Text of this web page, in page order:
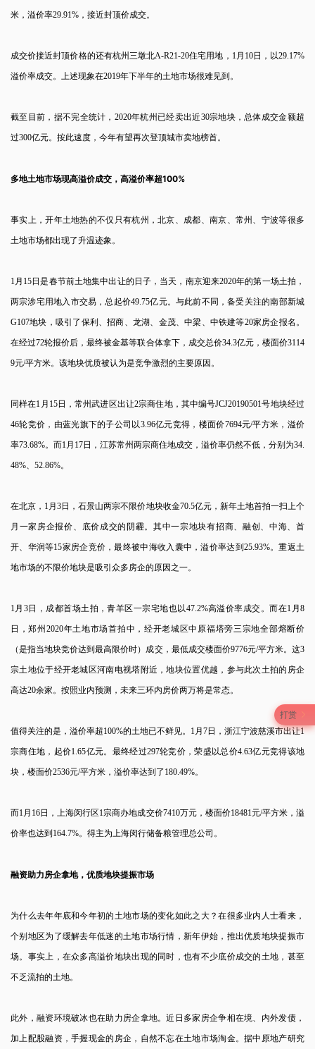
打赏
米，溢价率29.91%，接近封顶价成交。
成交价接近封顶价格的还有杭州三墩北A-R21-20住宅用地，1月10日，以29.17%
溢价率成交。上述现象在2019年下半年的土地市场很难见到。
截至目前，据不完全统计，2020年杭州已经卖出近30宗地块，总体成交金额超
过300亿元。按此速度，今年有望再次登顶城市卖地榜首。
多地土地市场现高溢价成交，高溢价率超100%
事实上，开年土地热的不仅只有杭州，北京、成都、南京、常州、宁波等很多
土地市场都出现了升温迹象。
1月15日是春节前土地集中出让的日子，当天，南京迎来2020年的第一场土拍，
两宗涉宅用地入市交易，总起价49.75亿元。与此前不同，备受关注的南部新城
G107地块，吸引了保利、招商、龙湖、金茂、中梁、中铁建等20家房企报名。
在经过72轮报价后，最终被金基等联合体拿下，成交总价34.3亿元，楼面价3114
9元/平方米。该地块优质被认为是竞争激烈的主要原因。
同样在1月15日，常州武进区出让2宗商住地，其中编号JCJ20190501号地块经过
46轮竞价，由蓝光旗下的子公司以3.96亿元竞得，楼面价7694元/平方米，溢价
率73.68%。而1月17日，江苏常州两宗商住地成交，溢价率仍然不低，分别为34.
48%、52.86%。
在北京，1月3日，石景山两宗不限价地块收金70.5亿元，新年土地首拍一扫上个
月一家房企报价、底价成交的阴霾。其中一宗地块有招商、融创、中海、首
开、华润等15家房企竞价，最终被中海收入囊中，溢价率达到25.93%。重返土
地市场的不限价地块是吸引众多房企的原因之一。
1月3日，成都首场土拍，青羊区一宗宅地也以47.2%高溢价率成交。而在1月8
日，郑州2020年土地市场首拍中，经开老城区中原福塔旁三宗地全部熔断价
（是指当地块竞价达到最高限价时）成交，最低成交楼面价9776元/平方米。这3
宗土地位于经开老城区河南电视塔附近，地块位置优越，参与此次土拍的房企
高达20余家。按照业内预测，未来三环内房价两万将是常态。
值得关注的是，溢价率超100%的土地已不鲜见。1月7日，浙江宁波慈溪市出让1
宗商住地，起价1.65亿元。最终经过297轮竞价，荣盛以总价4.63亿元竞得该地
块，楼面价2536元/平方米，溢价率达到了180.49%。
而1月16日，上海闵行区1宗商办地成交价7410万元，楼面价18481元/平方米，溢
价率也达到164.7%。得主为上海闵行储备粮管理总公司。
融资助力房企拿地，优质地块提振市场
为什么去年年底和今年初的土地市场的变化如此之大？在很多业内人士看来，
个别地区为了缓解去年低迷的土地市场行情，新年伊始，推出优质地块提振市
场。事实上，在众多高溢价地块出现的同时，也有不少底价成交的土地，甚至
不乏流拍的土地。
此外，融资环境破冰也在助力房企拿地。近日多家房企争相在境、内外发债，
加上配股融资，手握现金的房企，自然不忘在土地市场淘金。据中原地产研究